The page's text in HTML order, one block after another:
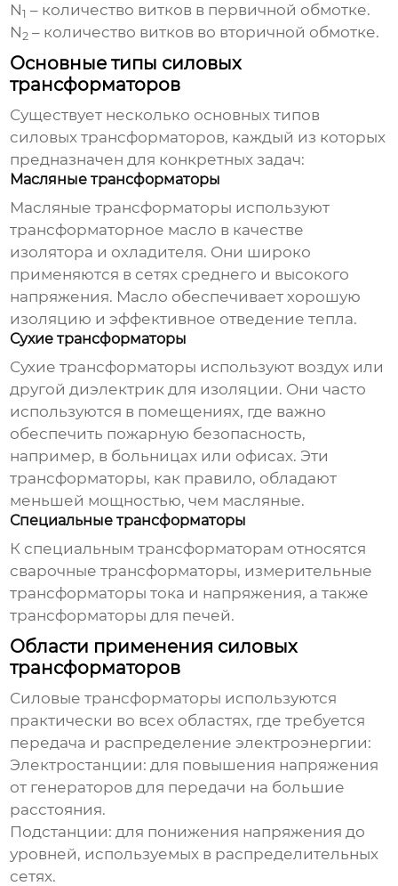
N1 – количество витков в первичной обмотке.
N2 – количество витков во вторичной обмотке.
Основные типы силовых
трансформаторов
Существует несколько основных типов
силовых трансформаторов, каждый из которых
предназначен для конкретных задач:
Масляные трансформаторы
Масляные трансформаторы используют
трансформаторное масло в качестве
изолятора и охладителя. Они широко
применяются в сетях среднего и высокого
напряжения. Масло обеспечивает хорошую
изоляцию и эффективное отведение тепла.
Сухие трансформаторы
Сухие трансформаторы используют воздух или
другой диэлектрик для изоляции. Они часто
используются в помещениях, где важно
обеспечить пожарную безопасность,
например, в больницах или офисах. Эти
трансформаторы, как правило, обладают
меньшей мощностью, чем масляные.
Специальные трансформаторы
К специальным трансформаторам относятся
сварочные трансформаторы, измерительные
трансформаторы тока и напряжения, а также
трансформаторы для печей.
Области применения силовых
трансформаторов
Силовые трансформаторы используются
практически во всех областях, где требуется
передача и распределение электроэнергии:
Электростанции: для повышения напряжения
от генераторов для передачи на большие
расстояния.
Подстанции: для понижения напряжения до
уровней, используемых в распределительных
сетях.